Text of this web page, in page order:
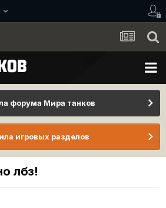
форума Мира танков
игровых разделов
лбз!